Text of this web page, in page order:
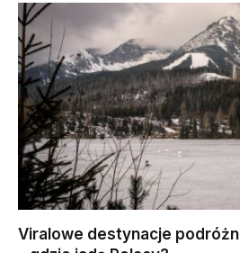
Viralowe destynacje